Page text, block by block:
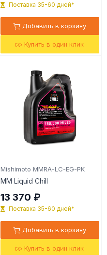
Поставка 35-60 дней*
Добавить в корзину
Купить в один клик
Mishimoto MMRA-LC-EG-PK
MM Liquid Chill
13 370 ₽
Поставка 35-60 дней*
Добавить в корзину
Купить в один клик